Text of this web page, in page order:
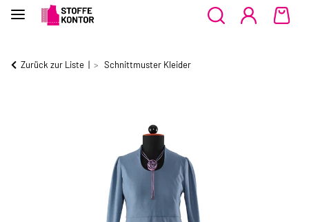
Zurück zur Liste Schnittmuster Kleider